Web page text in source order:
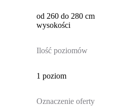
od 260 do 280 cm
wysokości
Ilość poziomów
1 poziom
Oznaczenie oferty